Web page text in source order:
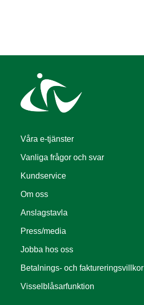
Våra e-tjänster
Vanliga frågor och svar
Kundservice
Om oss
Anslagstavla
Press/media
Jobba hos oss
Betalnings- och faktureringsvillkor
Visselblåsarfunktion